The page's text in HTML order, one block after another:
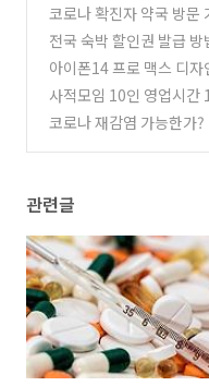
코로나 확진자 약국 방문
전국 숙박 할인권 발급
박대전 4월 7일부터
(0)
아이폰14 프로 맥스 디자
사적모임 10인 영업시간
17일까지) (0)
코로나 재감염 가능한가?
관련글